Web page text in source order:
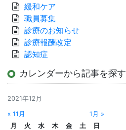
緩和ケア
職員募集
診療のお知らせ
診療報酬改定
認知症
カレンダーから記事を探す
2021年12月
« 11月
1月 »
月
火 水 木 金 土
日